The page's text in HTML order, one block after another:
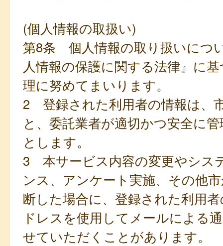
(個人情報の取扱い)
第8条 個人情報の取り扱いにつ
人情報の保護に関する法律』に
理に努めてまいります。
2 登録された利用者の情報は、
と、委託業者が適切かつ安全に
とします。
3 本サービス内容の変更やシス
ンス、アンケート実施、その他
断した場合に、登録された利用
ドレスを使用してメールによる
せていただくことがあります。